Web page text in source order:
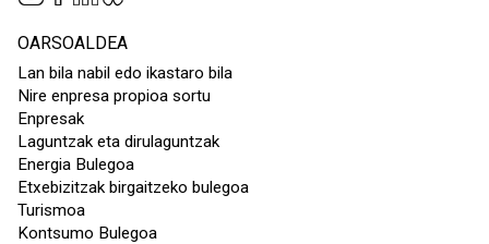
OARSOALDEA
Lan bila nabil edo ikastaro bila
Nire enpresa propioa sortu
Enpresak
Laguntzak eta dirulaguntzak
Energia Bulegoa
Etxebizitzak birgaitzeko bulegoa
Turismoa
Kontsumo Bulegoa